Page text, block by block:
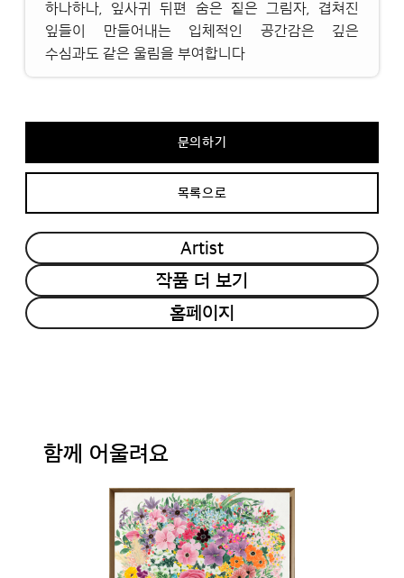
하나하나, 잎사귀 뒤편 숨은 짙은 그림자, 겹쳐진
잎들이 만들어내는 입체적인 공간감은 깊은
수심과도 같은 울림을 부여합니다
문의하기
목록으로
Artist
작품 더 보기
홈페이지
함께 어울려요